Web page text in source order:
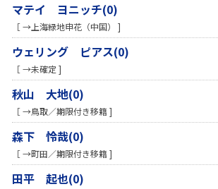
マテイ ヨニッチ(0)
［ →上海緑地申花（中国） ]
ウェリング ピアス(0)
［ →未確定 ]
秋山 大地(0)
［ →鳥取／期限付き移籍 ]
森下 怜哉(0)
［ →町田／期限付き移籍 ]
田平 起也(0)